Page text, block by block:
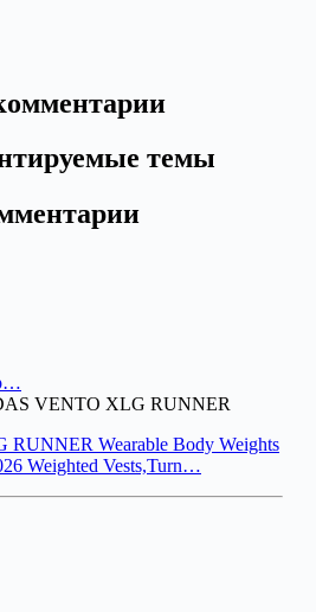
темы
VENTO XLG RUNNER
Wearable Body Weights
Weighted Vests,Turn…